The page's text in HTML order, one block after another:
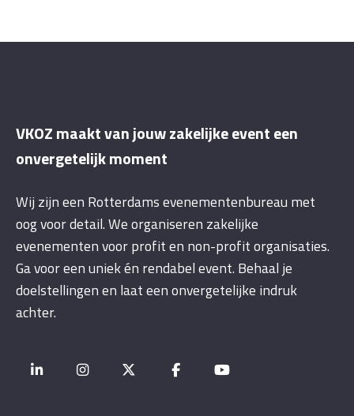
VKOZ maakt van jouw zakelijke event een
onvergetelijk moment
Wij zijn een Rotterdams evenementenbureau met
oog voor detail. We organiseren zakelijke
evenementen voor profit en non-profit organisaties.
Ga voor een uniek én rendabel event. Behaal je
doelstellingen en laat een onvergetelijke indruk
achter.